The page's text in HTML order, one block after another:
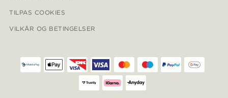
TILPAS COOKIES
VILKÅR OG BETINGELSER